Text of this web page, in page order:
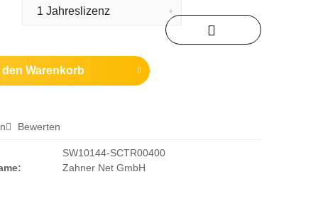
den Warenkorb
Bewerten
SW10144-SCTR00400
Zahner Net GmbH